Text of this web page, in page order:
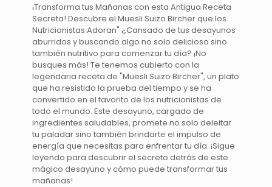
¡Transforma tus Mañanas con esta Antigua Receta
Secreta! Descubre el Muesli Suizo Bircher que los
Nutricionistas Adoran" ¿Cansado de tus desayunos
aburridos y buscando algo no solo delicioso sino
también nutritivo para comenzar tu día? ¡No
busques más! Te tenemos cubierto con la
legendaria receta de "Muesli Suizo Bircher", un plato
que ha resistido la prueba del tiempo y se ha
convertido en el favorito de los nutricionistas de
todo el mundo. Este desayuno, cargado de
ingredientes saludables, promete no solo deleitar
tu paladar sino también brindarte el impulso de
energía que necesitas para enfrentar tu día. ¡Sigue
leyendo para descubrir el secreto detrás de este
mágico desayuno y cómo puede transformar tus
mañanas!